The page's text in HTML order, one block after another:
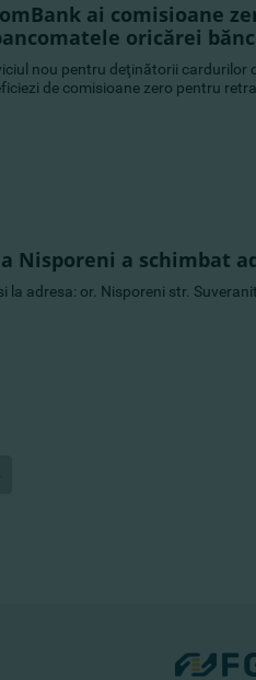
ai comisioane
oricărei
nou pentru deţinătorii cardurilor
de comisioane zero pentru
Nisporeni a schimbat
la adresa: or. Nisporeni str.